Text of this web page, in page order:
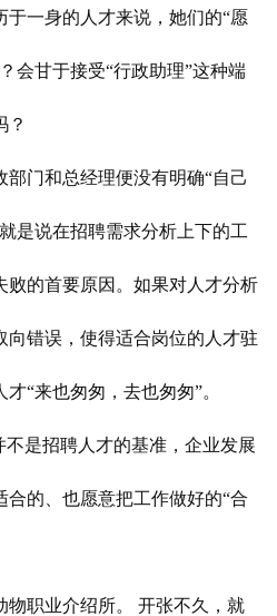
一身的人才来说，她们的“愿
会甘于接受“行政助理”这种端
？
部门和总经理便没有明确“自己
是说在招聘需求分析上下的工
败的首要原因。如果对人才分析
向错误，使得适合岗位的人才驻
“来也匆匆，去也匆匆”。
不是招聘人才的基准，企业发展
的、也愿意把工作做好的“合
物职业介绍所。 开张不久，就